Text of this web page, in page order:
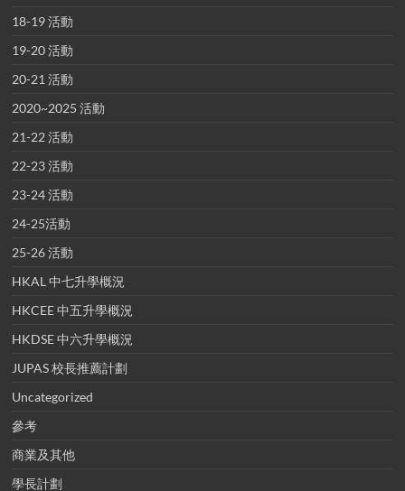
18-19 活動
19-20 活動
20-21 活動
2020~2025 活動
21-22 活動
22-23 活動
23-24 活動
24-25活動
25-26 活動
HKAL 中七升學概況
HKCEE 中五升學概況
HKDSE 中六升學概況
JUPAS 校長推薦計劃
Uncategorized
參考
商業及其他
學長計劃